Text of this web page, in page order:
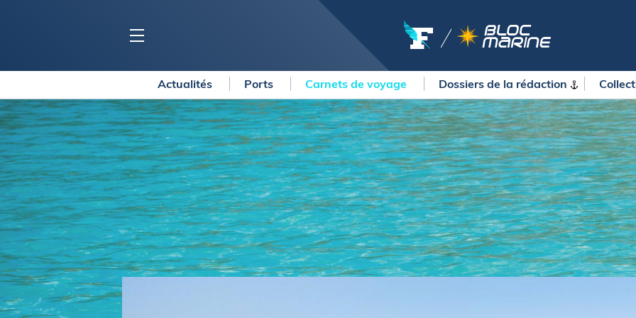
BLOC MARINE
Ports
Carnets de voyage
Dossiers de la rédaction
Collection Bloc Marine
Application Bloc Marine
Règlementation
BATEAUX
COURSES
Courses au large
Régates
La Solitaire du Figaro Paprec
Transat Paprec
Vendée Globe
Arkea Ultim Challenge
Route du Rhum - Destination
Guadeloupe
MÉTÉO MARINE
LIFESTYLE
Shopping
Culture nautique
Gastronomie
Blogs
SERVICES
Nos magazines
Actualités Ports Carnets de voyage Dossiers de la rédaction